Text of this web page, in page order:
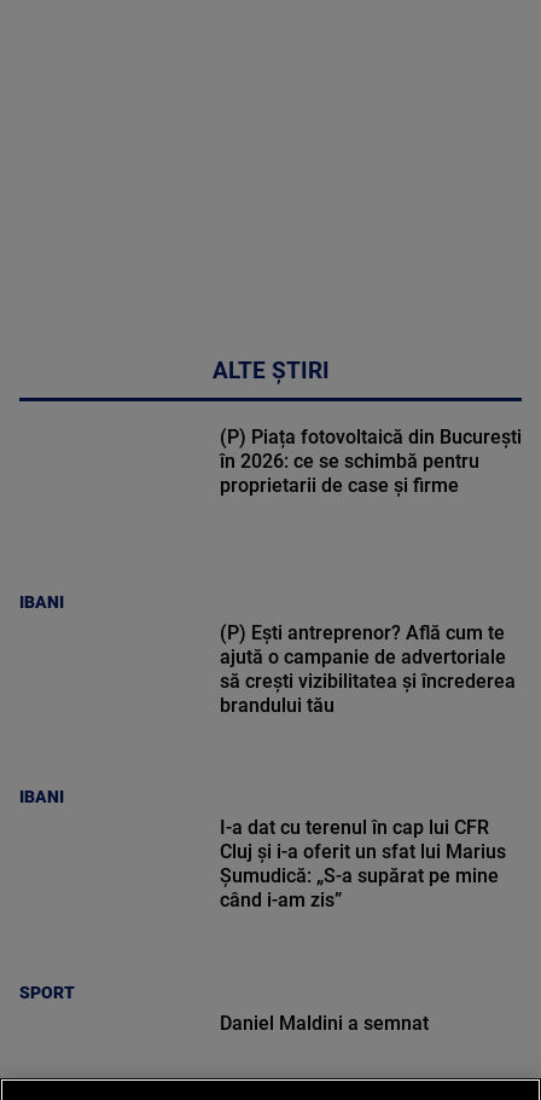
ALTE ȘTIRI
IBANI
(P) Piața fotovoltaică din București
în 2026: ce se schimbă pentru
proprietarii de case și firme
IBANI
(P) Ești antreprenor? Află cum te
ajută o campanie de advertoriale
să crești vizibilitatea și încrederea
brandului tău
SPORT
I-a dat cu terenul în cap lui CFR
Cluj și i-a oferit un sfat lui Marius
Șumudică: „S-a supărat pe mine
când i-am zis”
Daniel Maldini a semnat